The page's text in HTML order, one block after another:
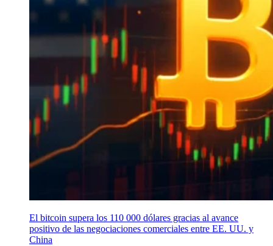
El bitcoin supera los 110 000 dólares gracias al avance
positivo de las negociaciones comerciales entre EE. UU. y
China